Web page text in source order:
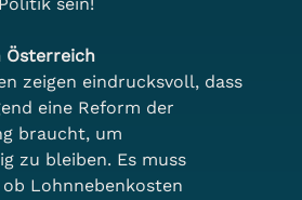
Österreich
zeigen eindrucksvoll, dass
eine Reform der
braucht, um
zu bleiben. Es muss
Lohnnebenkosten